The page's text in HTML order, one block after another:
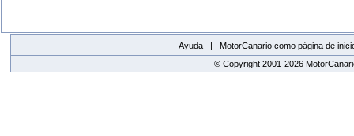
Ayuda |
MotorCanario como página de
© Copyright 2001-2026